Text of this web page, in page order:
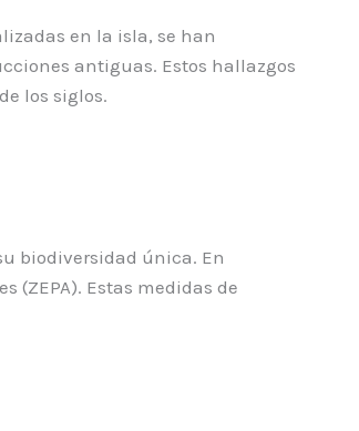
en la isla, se han
antiguas. Estos hallazgos
los siglos.
biodiversidad única. En
(ZEPA). Estas medidas de